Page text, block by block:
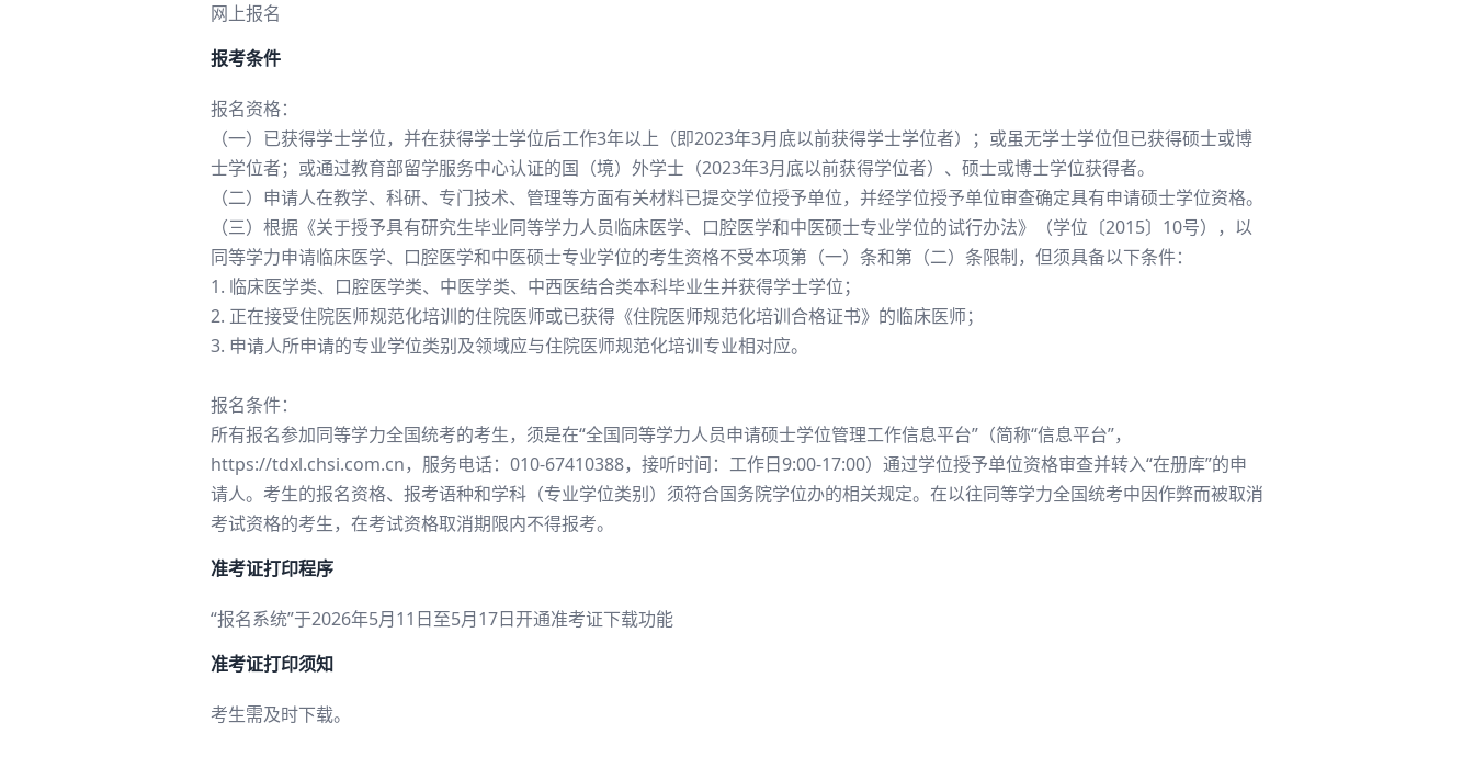
网上报名
报考条件
报名资格：
（一）已获得学士学位，并在获得学士学位后工作3年以上（即2023年3月底以前获得学士学位者）；或虽无学士学位但已获得硕士或博
士学位者；或通过教育部留学服务中心认证的国（境）外学士（2023年3月底以前获得学位者）、硕士或博士学位获得者。
（二）申请人在教学、科研、专门技术、管理等方面有关材料已提交学位授予单位，并经学位授予单位审查确定具有申请硕士学位资格。
（三）根据《关于授予具有研究生毕业同等学力人员临床医学、口腔医学和中医硕士专业学位的试行办法》（学位〔2015〕10号），以
同等学力申请临床医学、口腔医学和中医硕士专业学位的考生资格不受本项第（一）条和第（二）条限制，但须具备以下条件：
1. 临床医学类、口腔医学类、中医学类、中西医结合类本科毕业生并获得学士学位；
2. 正在接受住院医师规范化培训的住院医师或已获得《住院医师规范化培训合格证书》的临床医师；
3. 申请人所申请的专业学位类别及领域应与住院医师规范化培训专业相对应。
报名条件：
所有报名参加同等学力全国统考的考生，须是在“全国同等学力人员申请硕士学位管理工作信息平台”（简称“信息平台”，
https://tdxl.chsi.com.cn，服务电话：010-67410388，接听时间：工作日9:00-17:00）通过学位授予单位资格审查并转入“在册库”的申
请人。考生的报名资格、报考语种和学科（专业学位类别）须符合国务院学位办的相关规定。在以往同等学力全国统考中因作弊而被取消
考试资格的考生，在考试资格取消期限内不得报考。
准考证打印程序
“报名系统”于2026年5月11日至5月17日开通准考证下载功能
准考证打印须知
考生需及时下载。